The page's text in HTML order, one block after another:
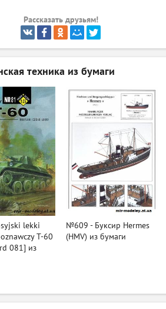
Рассказать друзьям!
техника из бумаги
lekki
T-60
081] из
№609 - Буксир Hermes
(HMV) из бумаги